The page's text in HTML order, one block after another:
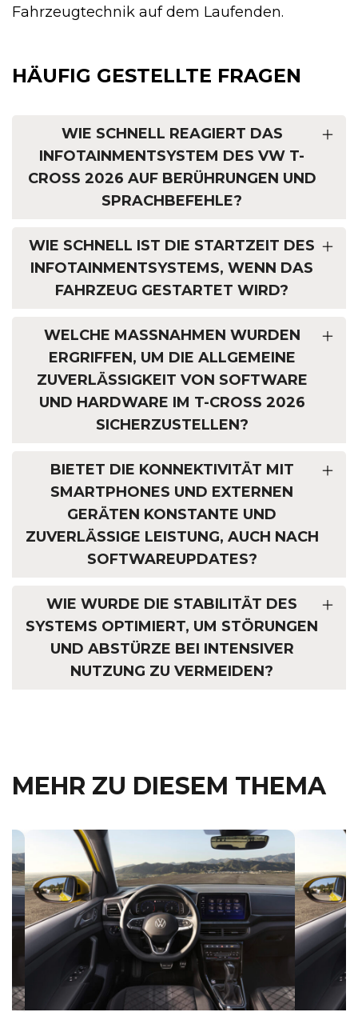
Fahrzeugtechnik auf dem Laufenden.
HÄUFIG GESTELLTE FRAGEN
WIE SCHNELL REAGIERT DAS
INFOTAINMENTSYSTEM DES VW T-
CROSS 2026 AUF BERÜHRUNGEN UND
SPRACHBEFEHLE?
WIE SCHNELL IST DIE STARTZEIT DES
INFOTAINMENTSYSTEMS, WENN DAS
FAHRZEUG GESTARTET WIRD?
WELCHE MASSNAHMEN WURDEN E
RGRIFFEN, UM DIE ALLGEMEINE Z
UVERLÄSSIGKEIT VON SOFTWARE U
ND HARDWARE IM T-CROSS 2026 S
ICHERZUSTELLEN?
BIETET DIE KONNEKTIVITÄT MIT
SMARTPHONES UND EXTERNEN
GERÄTEN KONSTANTE UND
ZUVERLÄSSIGE LEISTUNG, AUCH NACH
SOFTWAREUPDATES?
WIE WURDE DIE STABILITÄT DES
SYSTEMS OPTIMIERT, UM STÖRUNGEN
UND ABSTÜRZE BEI INTENSIVER
NUTZUNG ZU VERMEIDEN?
MEHR ZU DIESEM THEMA